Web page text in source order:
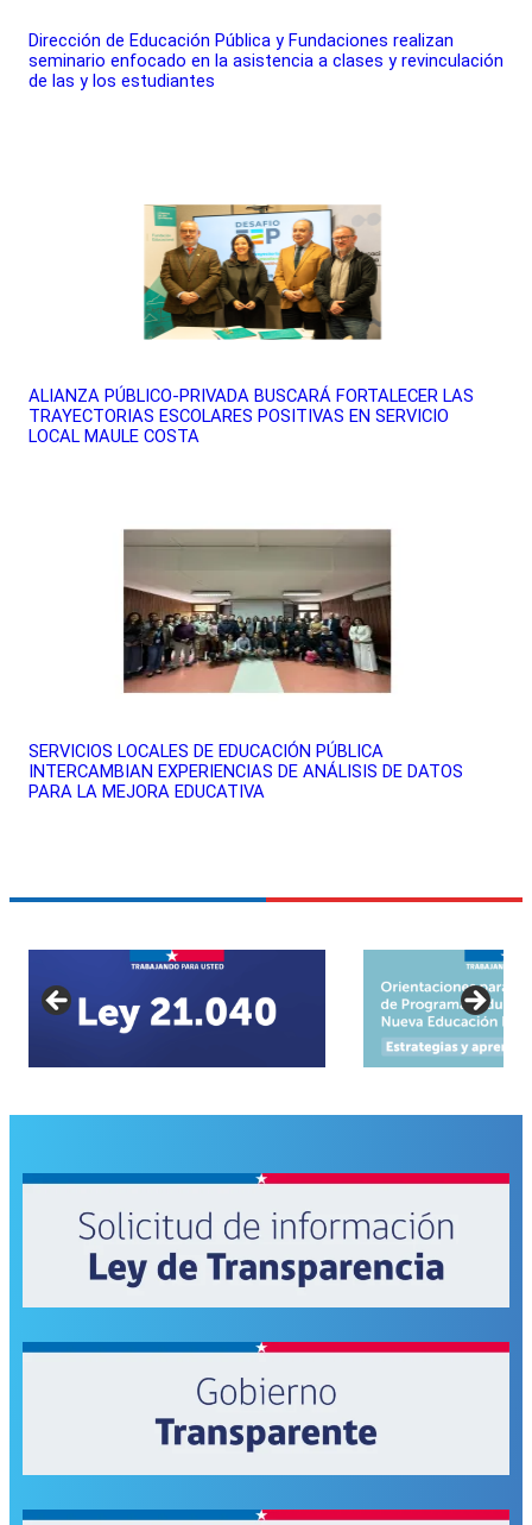
Dirección de Educación Pública y Fundaciones realizan
seminario enfocado en la asistencia a clases y revinculación
de las y los estudiantes
ALIANZA PÚBLICO-PRIVADA BUSCARÁ FORTALECER LAS
TRAYECTORIAS ESCOLARES POSITIVAS EN SERVICIO
LOCAL MAULE COSTA
SERVICIOS LOCALES DE EDUCACIÓN PÚBLICA
INTERCAMBIAN EXPERIENCIAS DE ANÁLISIS DE DATOS
PARA LA MEJORA EDUCATIVA